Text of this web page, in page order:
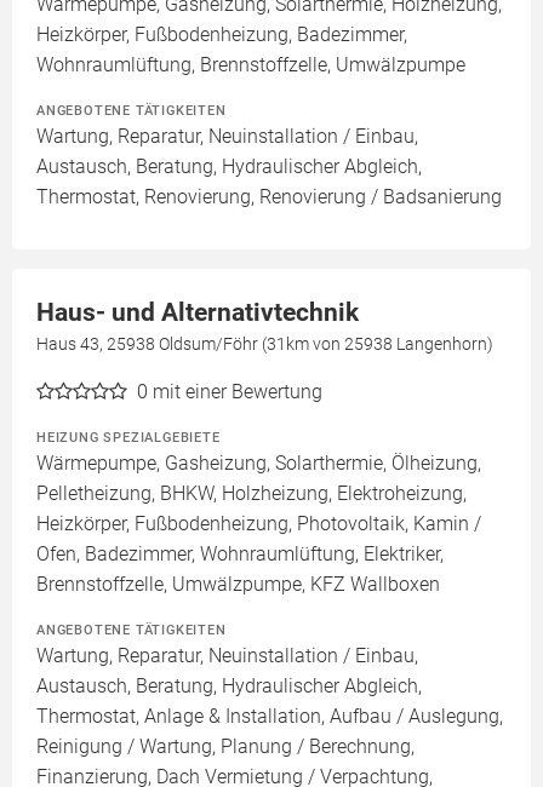
Heizkörper, Fußbodenheizung, Badezimmer,
Wohnraumlüftung, Brennstoffzelle, Umwälzpumpe
ANGEBOTENE TÄTIGKEITEN
Wartung, Reparatur, Neuinstallation / Einbau,
Austausch, Beratung, Hydraulischer Abgleich,
Thermostat, Renovierung, Renovierung / Badsanierung
Haus- und Alternativtechnik
Haus 43, 25938 Oldsum/Föhr (31km von 25938 Langenhorn)
0 mit einer Bewertung
HEIZUNG SPEZIALGEBIETE
Wärmepumpe, Gasheizung, Solarthermie, Ölheizung,
Pelletheizung, BHKW, Holzheizung, Elektroheizung,
Heizkörper, Fußbodenheizung, Photovoltaik, Kamin /
Ofen, Badezimmer, Wohnraumlüftung, Elektriker,
Brennstoffzelle, Umwälzpumpe, KFZ Wallboxen
ANGEBOTENE TÄTIGKEITEN
Wartung, Reparatur, Neuinstallation / Einbau,
Austausch, Beratung, Hydraulischer Abgleich,
Thermostat, Anlage & Installation, Aufbau / Auslegung,
Reinigung / Wartung, Planung / Berechnung,
Finanzierung, Dach Vermietung / Verpachtung,